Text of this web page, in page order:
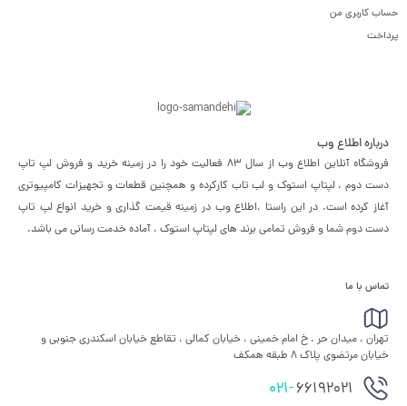
حساب کاربری من
پرداخت
درباره اطلاع وب
فروشگاه آنلاین اطلاع وب از سال 83 فعالیت خود را در زمینه خرید و فروش لپ تاپ
دست دوم ، لپتاپ استوک و لب تاب کارکرده و همچنین قطعات و تجهیزات کامپیوتری
آغاز کرده است. در این راستا ،‌اطلاع وب در زمینه قیمت گذاری و خرید انواع لپ تاپ
دست دوم شما و فروش تمامی برند های لپتاپ استوک ، آماده خدمت رسانی می باشد.
تماس با ما
تهران ، میدان حر ، خ امام خمینی ، خیابان کمالی ، تقاطع خیابان اسکندری جنوبی و
خیابان مرتضوی پلاک 8 طبقه همکف
021-66192021